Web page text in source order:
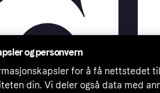
og personvern
for å få nettstedet
din. Vi deler også data med